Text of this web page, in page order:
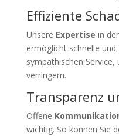
Effiziente
Unsere Expertise in der
ermöglicht schnelle
sympathischen
verringern.
Transparenz
Offene
wichtig. So können Sie